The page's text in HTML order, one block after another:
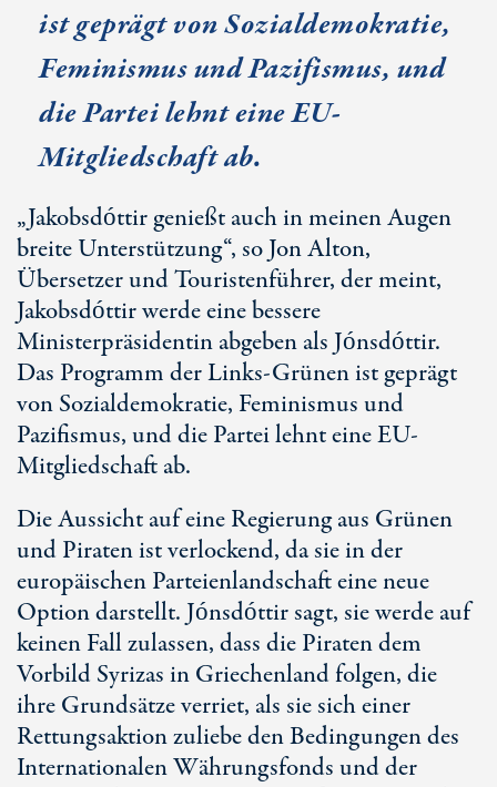
ist geprägt von Sozialdemokratie,
Feminismus und Pazifismus, und
die Partei lehnt eine EU-
Mitgliedschaft ab.
„Jakobsdóttir genießt auch in meinen Augen
breite Unterstützung“, so Jon Alton,
Übersetzer und Touristenführer, der meint,
Jakobsdóttir werde eine bessere
Ministerpräsidentin abgeben als Jónsdóttir.
Das Programm der Links-Grünen ist geprägt
von Sozialdemokratie, Feminismus und
Pazifismus, und die Partei lehnt eine EU-
Mitgliedschaft ab.
Die Aussicht auf eine Regierung aus Grünen
und Piraten ist verlockend, da sie in der
europäischen Parteienlandschaft eine neue
Option darstellt. Jónsdóttir sagt, sie werde auf
keinen Fall zulassen, dass die Piraten dem
Vorbild Syrizas in Griechenland folgen, die
ihre Grundsätze verriet, als sie sich einer
Rettungsaktion zuliebe den Bedingungen des
Internationalen Währungsfonds und der